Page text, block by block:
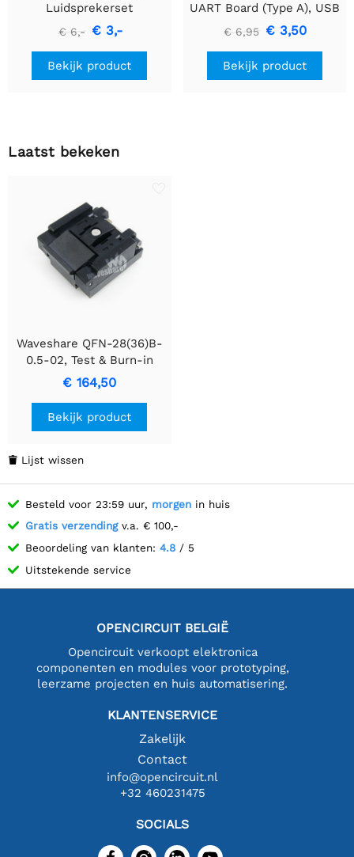
Luidsprekerset
€ 6,- € 3,-
Bekijk product
UART Board (Type A), USB
naar TTL (UART)
Communicatiemodule
€ 6,95 € 3,50
Bekijk product
Laatst bekeken
Waveshare QFN-28(36)B-
0.5-02, Test & Burn-in
Socket
€ 164,50
Bekijk product
 Lijst wissen
Besteld voor 23:59 uur, morgen in huis
Gratis verzendingv.a. € 100,-
Beoordeling van klanten: 4.8 / 5
Uitstekende service
OPENCIRCUIT BELGIË
Opencircuit verkoopt elektronica
componenten en modules voor prototyping,
leerzame projecten en huis automatisering.
KLANTENSERVICE
Zakelijk
Contact
info@opencircuit.nl
+32 460231475
SOCIALS